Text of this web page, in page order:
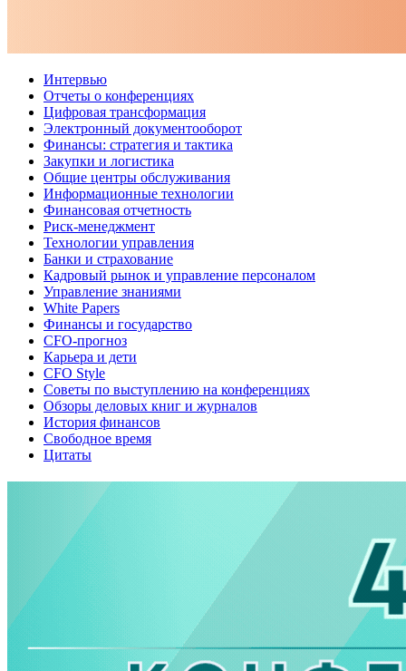
Интервью
Отчеты о конференциях
Цифровая трансформация
Электронный документооборот
Финансы: стратегия и тактика
Закупки и логистика
Общие центры обслуживания
Информационные технологии
Финансовая отчетность
Риск-менеджмент
Технологии управления
Банки и страхование
Кадровый рынок и управление персоналом
Управление знаниями
White Papers
Финансы и государство
CFO-прогноз
Карьера и дети
CFO Style
Советы по выступлению на конференциях
Обзоры деловых книг и журналов
История финансов
Свободное время
Цитаты